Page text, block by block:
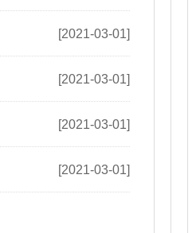
[2021-03-01]
[2021-03-01]
[2021-03-01]
[2021-03-01]